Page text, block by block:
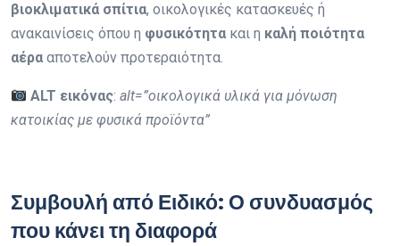
βιοκλιματικά σπίτια, οικολογικές κατασκευές ή
ανακαινίσεις όπου η φυσικότητα και η καλή ποιότητα
αέρα αποτελούν προτεραιότητα.
ALT εικόνας:alt=”οικολογικά υλικά για μόνωση
κατοικίας με φυσικά προϊόντα”
Συμβουλή από Ειδικό: Ο συνδυασμός
που κάνει τη διαφορά